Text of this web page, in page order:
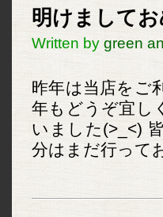
明けまして
Written by green
昨年は当店をご
年もどうぞ宜し
いました(>_<)
分はまだ行って